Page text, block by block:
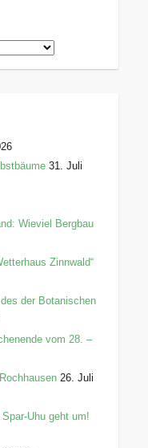
31. Juli
Wieviel Bergbau
Zinnwald“
der Botanischen
vom 28. –
26. Juli
Spar-Uhu geht um!